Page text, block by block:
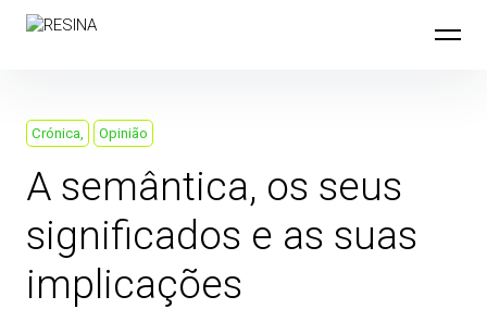
Skip
Crónica Opinião
A semântica, os seus
significados e as suas
implicações